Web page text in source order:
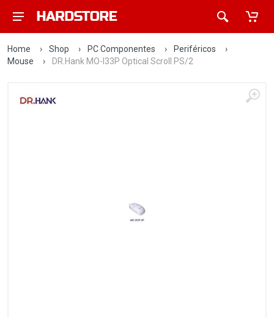
Home › Shop › PC Componentes › Periféricos
›
Mouse
› DR.Hank MO-I33P Optical Scroll PS/2